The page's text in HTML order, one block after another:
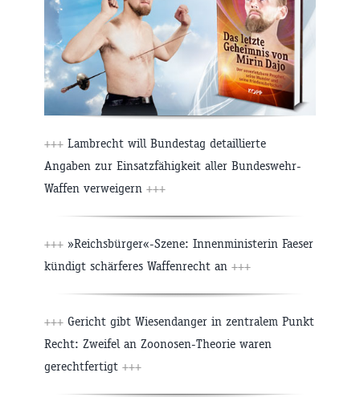
+++ Lambrecht will Bundestag detaillierte
Angaben zur Einsatzfähigkeit aller Bundeswehr-
Waffen verweigern +++
+++ »Reichsbürger«-Szene: Innenministerin Faeser
kündigt schärferes Waffenrecht an +++
+++ Gericht gibt Wiesendanger in zentralem Punkt
Recht: Zweifel an Zoonosen-Theorie waren
gerechtfertigt +++